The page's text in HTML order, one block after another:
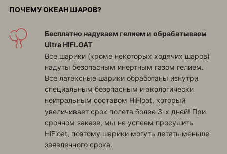
ПОЧЕМУ ОКЕАН ШАРОВ?
Бесплатно надуваем гелием и обрабатываем
Ultra HIFLOAT
Все шарики (кроме некоторых ходячих шаров)
надуты безопасным инертным газом гелием.
Все латексные шарики обработаны изнутри
специальным безопасным и экологически
нейтральным составом HiFloat, который
увеличивает срок полета более 3-х дней! При
срочном заказе, мы не успеем просушить
HiFloat, поэтому шарики могуть летать меньше
заявленного срока.